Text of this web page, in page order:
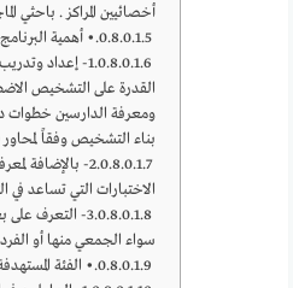
أخصائيين المراكز . باحثي
• أهمية
1- إعداد
القدرة على التشخيص
ومعرفة الدارسين خطوات
بناء التشخيص وفقاً لمحاور DSM5، ICD10.
2- بالإضافة
الاختبارات التي تساعد
3- التعرف على
سواء الجمعي منها أو
• الفئة